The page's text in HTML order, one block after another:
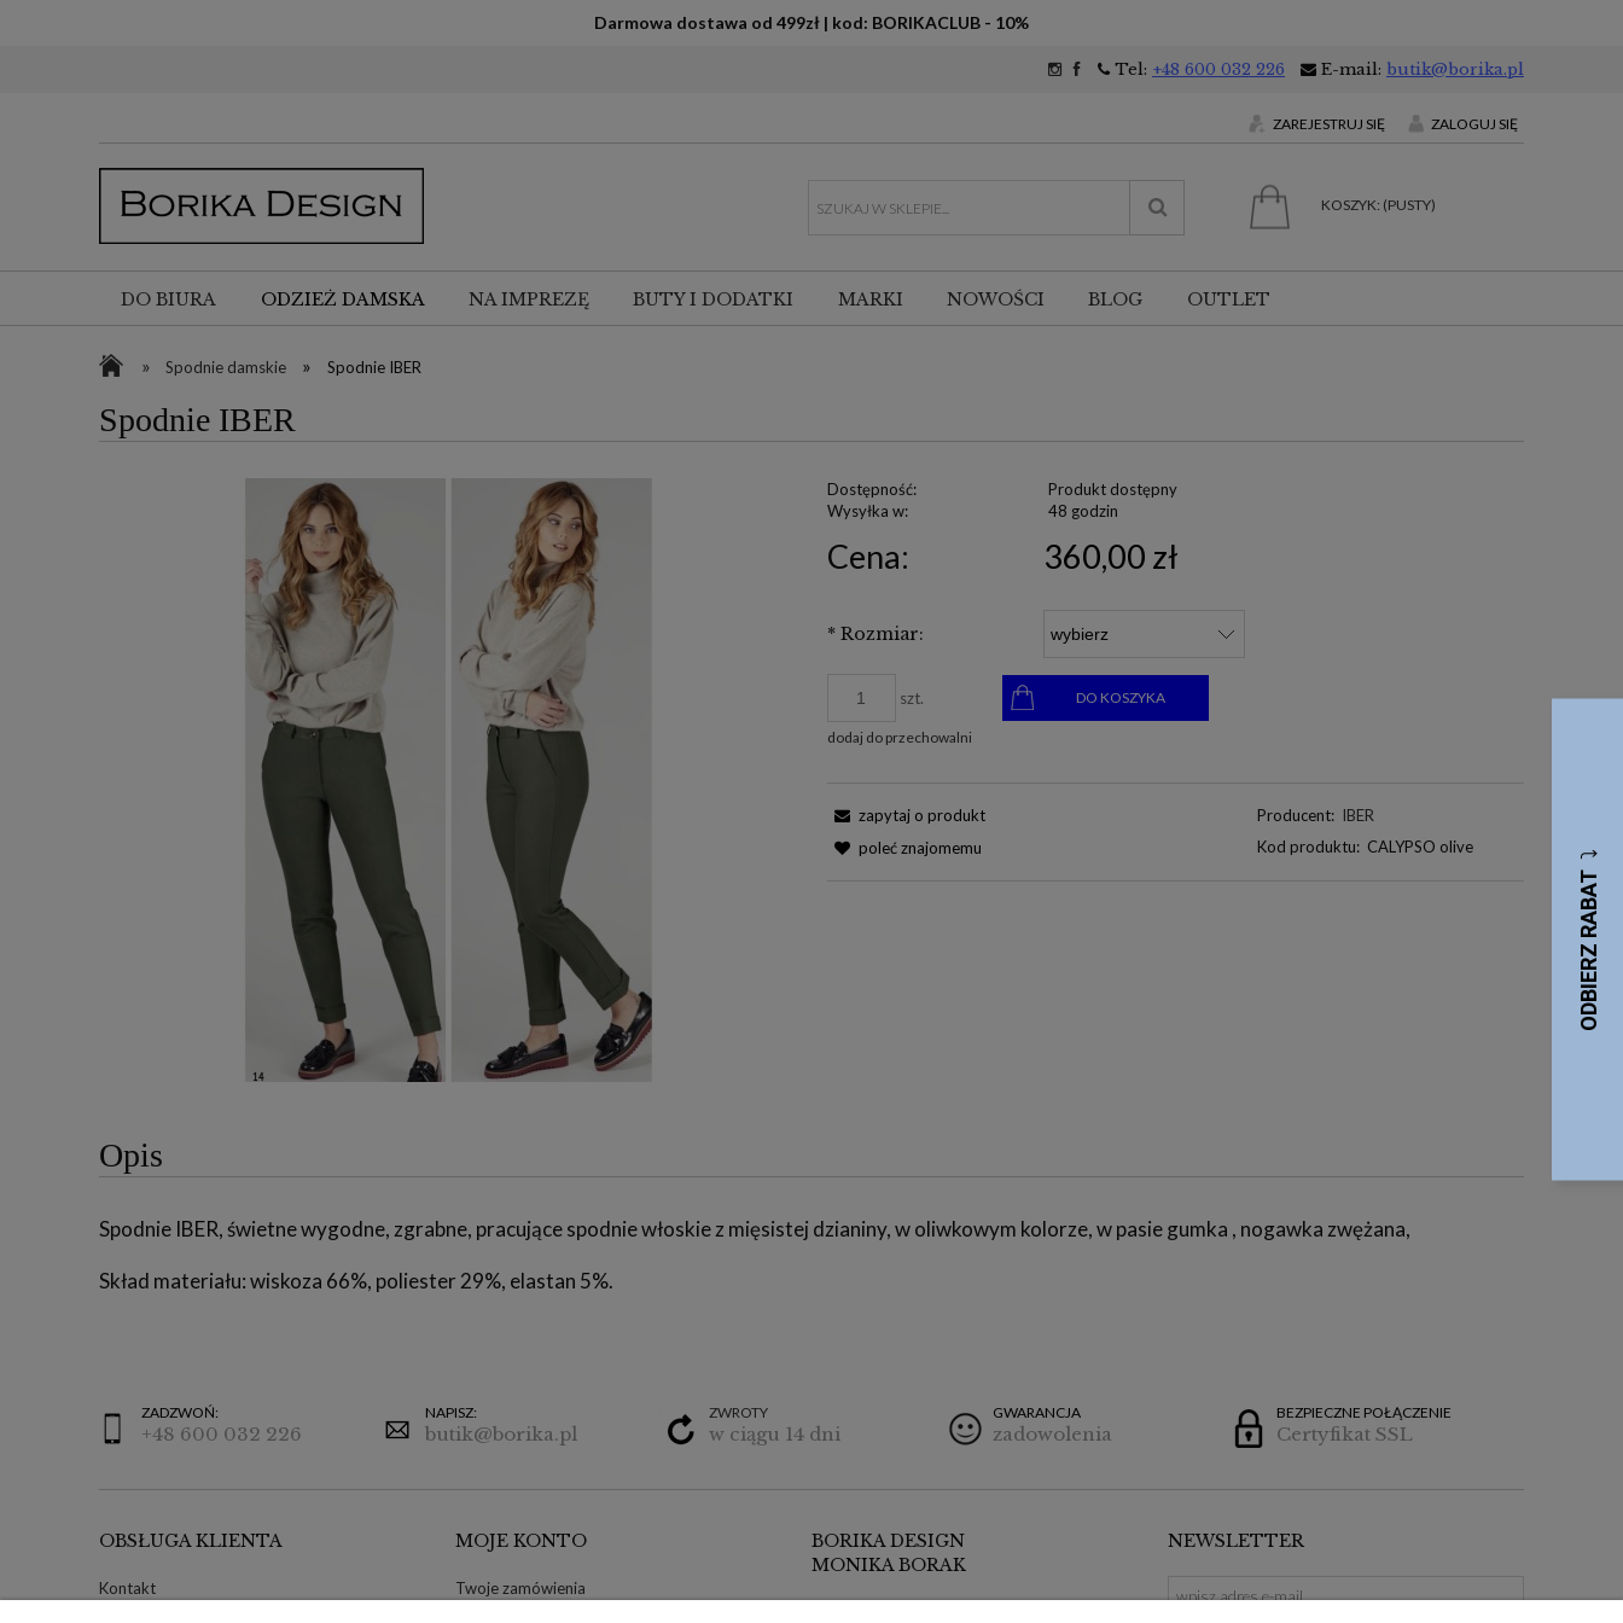
Darmowa dostawa od 499zł | kod: BORIKACLUB - 10%
Tel: +48 600 032 226 E-mail: butik@borika.pl
ZAREJESTRUJ SIĘ ZALOGUJ SIĘ
KOSZYK: (PUSTY)
DO BIURA ODZIEŻ DAMSKA NA IMPREZĘ BUTY I DODATKI MARKI NOWOŚCI BLOG OUTLET
» Spodnie damskie » Spodnie IBER
Spodnie IBER
Dostępność:
Produkt dostępny
Wysyłka w:
48 godzin
Cena: 360,00 zł
* Rozmiar:
szt. DO KOSZYKA
dodaj do przechowalni
Producent: IBER
Kod produktu: CALYPSO olive
zapytaj o produkt
poleć znajomemu
Opis
Spodnie IBER, świetne wygodne, zgrabne, pracujące spodnie włoskie z mięsistej dzianiny, w oliwkowym kolorze, w pasie gumka , nogawka zwężana,
Skład materiału: wiskoza 66%, poliester 29%, elastan 5%.
ZADZWOŃ:
+48 600 032 226
NAPISZ:
butik@borika.pl
ZWROTY
w ciągu 14 dni
GWARANCJA
zadowolenia
BEZPIECZNE POŁĄCZENIE
Certyfikat SSL
OBSŁUGA KLIENTA
Kontakt
MOJE KONTO
Twoje zamówienia
BORIKA DESIGN
MONIKA BORAK
NEWSLETTER